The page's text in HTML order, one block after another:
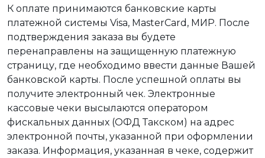
К оплате принимаются банковские карты
платежной системы Visa, MasterCard, МИР. После
подтверждения заказа вы будете
перенаправлены на защищенную платежную
страницу, где необходимо ввести данные Вашей
банковской карты. После успешной оплаты вы
получите электронный чек. Электронные
кассовые чеки высылаются оператором
фискальных данных (ОФД Такском) на адрес
электронной почты, указанной при оформлении
заказа. Информация, указанная в чеке, содержит